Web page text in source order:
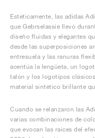
Estéticamente, las adidas
que Gebrselassie llevó
diseño fluidas y elegantes
desde las superposiciones
entresuela y las ranuras
acentúa la lengüeta, un
talón y los logotipos
material sintético brillante
Cuando se relanzaron las
varias combinaciones de
que evocan las raíces del